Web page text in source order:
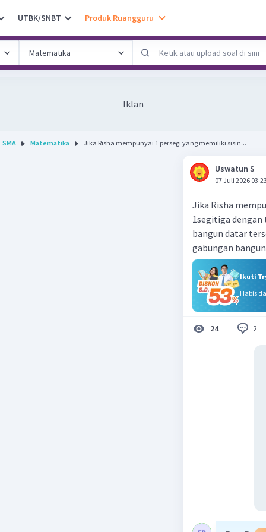
UTBK/SNBT Produk Ruangguru
Iklan
SMA Matematika Jika Risha mempunyai 1 persegi yang memiliki sisin...
Uswatun S
07 Juli 2026 03:23
Jika Risha
1segitiga dengan
bangun datar
gabungan
Ikuti
Habis
24 2